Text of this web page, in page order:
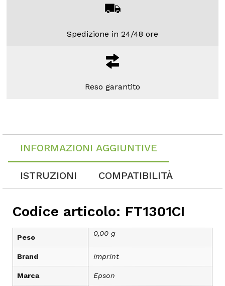
Spedizione in 24/48 ore
Reso garantito
INFORMAZIONI AGGIUNTIVE
ISTRUZIONI COMPATIBILITÀ
Codice articolo: FT1301CI
Peso 0,00 g
Brand Imprint
Marca Epson